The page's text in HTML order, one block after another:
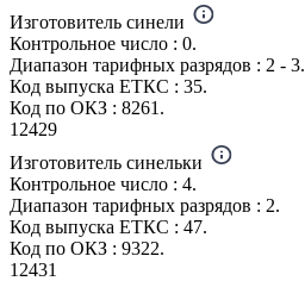
Изготовитель синели
Контрольное число : 0.
Диапазон тарифных разрядов : 2 - 3.
Код выпуска ЕТКС : 35.
Код по ОКЗ : 8261.
12429
Изготовитель синельки
Контрольное число : 4.
Диапазон тарифных разрядов : 2.
Код выпуска ЕТКС : 47.
Код по ОКЗ : 9322.
12431